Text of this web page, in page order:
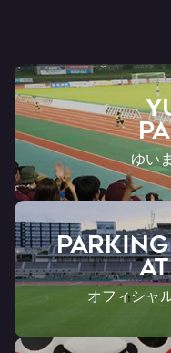
ゆい
オフィシャ